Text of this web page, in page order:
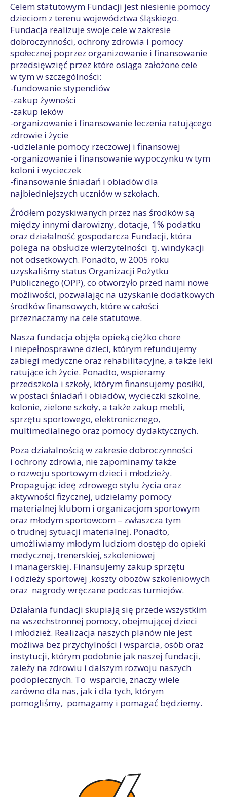
Celem statutowym Fundacji jest niesienie pomocy
dzieciom z terenu województwa śląskiego.
Fundacja realizuje swoje cele w zakresie
dobroczynności, ochrony zdrowia i pomocy
społecznej poprzez organizowanie i finansowanie
przedsięwzięć przez które osiąga założone cele
w tym w szczególności:
-fundowanie stypendiów
-zakup żywności
-zakup leków
-organizowanie i finansowanie leczenia ratującego
zdrowie i życie
-udzielanie pomocy rzeczowej i finansowej
-organizowanie i finansowanie wypoczynku w tym
koloni i wycieczek
-finansowanie śniadań i obiadów dla
najbiedniejszych uczniów w szkołach.
Źródłem pozyskiwanych przez nas środków są
między innymi darowizny, dotacje, 1% podatku
oraz działalność gospodarcza Fundacji, która
polega na obsłudze wierzytelności tj. windykacji
not odsetkowych. Ponadto, w 2005 roku
uzyskaliśmy status Organizacji Pożytku
Publicznego (OPP), co otworzyło przed nami nowe
możliwości, pozwalając na uzyskanie dodatkowych
środków finansowych, które w całości
przeznaczamy na cele statutowe.
Nasza fundacja objęła opieką ciężko chore
i niepełnosprawne dzieci, którym refundujemy
zabiegi medyczne oraz rehabilitacyjne, a także leki
ratujące ich życie. Ponadto, wspieramy
przedszkola i szkoły, którym finansujemy posiłki,
w postaci śniadań i obiadów, wycieczki szkolne,
kolonie, zielone szkoły, a także zakup mebli,
sprzętu sportowego, elektronicznego,
multimedialnego oraz pomocy dydaktycznych.
Poza działalnością w zakresie dobroczynności
i ochrony zdrowia, nie zapominamy także
o rozwoju sportowym dzieci i młodzieży.
Propagując ideę zdrowego stylu życia oraz
aktywności fizycznej, udzielamy pomocy
materialnej klubom i organizacjom sportowym
oraz młodym sportowcom – zwłaszcza tym
o trudnej sytuacji materialnej. Ponadto,
umożliwiamy młodym ludziom dostęp do opieki
medycznej, trenerskiej, szkoleniowej
i managerskiej. Finansujemy zakup sprzętu
i odzieży sportowej ,koszty obozów szkoleniowych
oraz nagrody wręczane podczas turniejów.
Działania fundacji skupiają się przede wszystkim
na wszechstronnej pomocy, obejmującej dzieci
i młodzież. Realizacja naszych planów nie jest
możliwa bez przychylności i wsparcia, osób oraz
instytucji, którym podobnie jak naszej fundacji,
zależy na zdrowiu i dalszym rozwoju naszych
podopiecznych. To wsparcie, znaczy wiele
zarówno dla nas, jak i dla tych, którym
pomogliśmy, pomagamy i pomagać będziemy.